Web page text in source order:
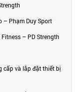
– Phạm Duy Sport
– PD Strength
cấp và lắp đặt thiết bị